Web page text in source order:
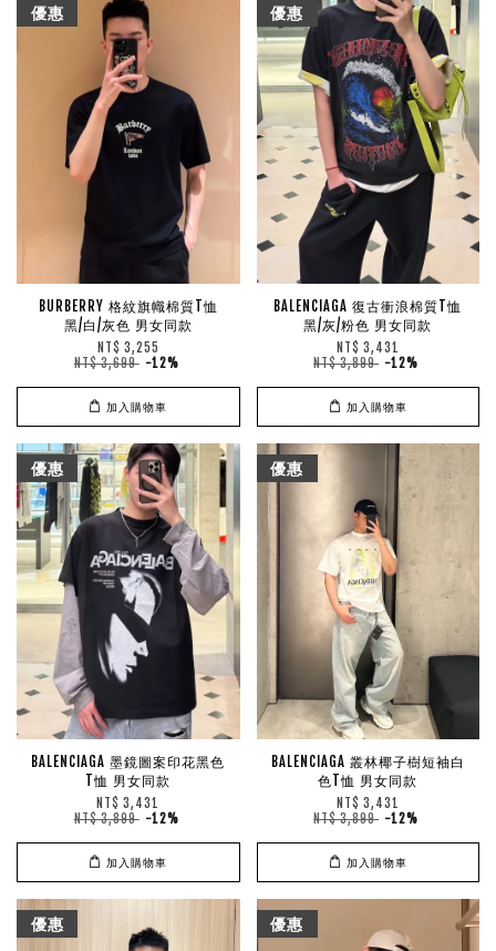
優惠
BURBERRY 格紋旗幟棉質T恤
黑/白/灰色 男女同款
NT$ 3,255
NT$ 3,699 -12%
加入購物車
優惠
BALENCIAGA 復古衝浪棉質T恤
黑/灰/粉色 男女同款
NT$ 3,431
NT$ 3,899 -12%
加入購物車
優惠
BALENCIAGA 墨鏡圖案印花黑色
T恤 男女同款
NT$ 3,431
NT$ 3,899 -12%
加入購物車
優惠
BALENCIAGA 叢林椰子樹短袖白
色T恤 男女同款
NT$ 3,431
NT$ 3,899 -12%
加入購物車
優惠 優惠